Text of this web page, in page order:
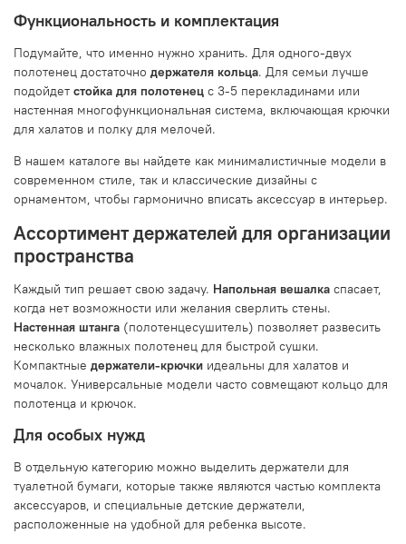
Функциональность и комплектация
Подумайте, что именно нужно хранить. Для одного-двух
полотенец достаточно держателя кольца. Для семьи лучше
подойдет стойка для полотенец с 3-5 перекладинами или
настенная многофункциональная система, включающая крючки
для халатов и полку для мелочей.
В нашем каталоге вы найдете как минималистичные модели в
современном стиле, так и классические дизайны с
орнаментом, чтобы гармонично вписать аксессуар в интерьер.
Ассортимент держателей для организации
пространства
Каждый тип решает свою задачу. Напольная вешалка спасает,
когда нет возможности или желания сверлить стены.
Настенная штанга (полотенцесушитель) позволяет развесить
несколько влажных полотенец для быстрой сушки.
Компактные держатели-крючки идеальны для халатов и
мочалок. Универсальные модели часто совмещают кольцо для
полотенца и крючок.
Для особых нужд
В отдельную категорию можно выделить держатели для
туалетной бумаги, которые также являются частью комплекта
аксессуаров, и специальные детские держатели,
расположенные на удобной для ребенка высоте.